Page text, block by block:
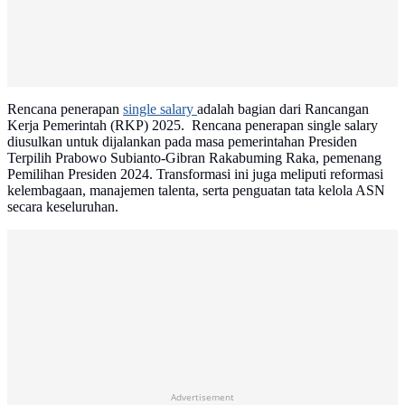
Rencana penerapan single salary adalah bagian dari Rancangan
Kerja Pemerintah (RKP) 2025. Rencana penerapan single salary
diusulkan untuk dijalankan pada masa pemerintahan Presiden
Terpilih Prabowo Subianto-Gibran Rakabuming Raka, pemenang
Pemilihan Presiden 2024. Transformasi ini juga meliputi reformasi
kelembagaan, manajemen talenta, serta penguatan tata kelola ASN
secara keseluruhan.
Advertisement